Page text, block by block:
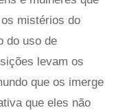
mistérios do
do uso de
levam os
que os imerge
que eles não